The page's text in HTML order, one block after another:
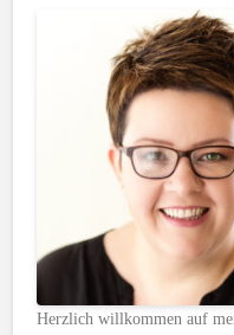
Herzlich willkommen auf